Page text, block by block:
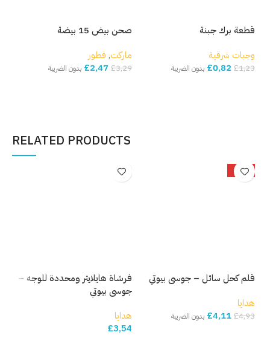
قطعة برك جبنة
وجبات شرقية
£1,23
£0,82 بدون الضريبة
صحن بيض 15 بيضة
ماركت, فطور
£3,29
£2,47 بدون الضريبة
RELATED PRODUCTS
-17%
قلم كحل سائل – جوسي بيوتي
هدايا
£4,93
£4,11 بدون الضريبة
فرشاة هايلايتر ومحددة للوجه –
جوسي بيوتي
هدايا
£3,54